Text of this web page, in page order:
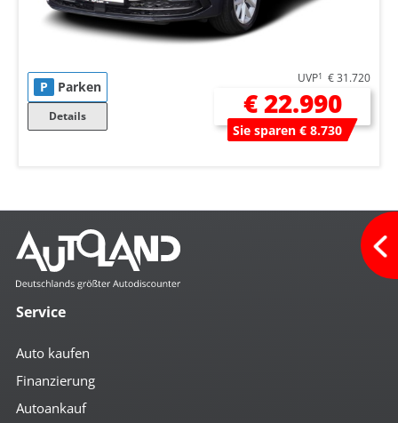
P Parken
Details
UVP1 € 31.720
€ 22.990
Sie sparen € 8.730
Service
Auto kaufen
Finanzierung
Autoankauf